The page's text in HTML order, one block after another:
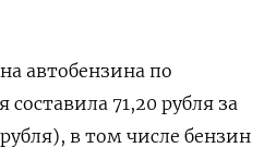
автобензина по
71,20 ​рубля за
в том числе бензин